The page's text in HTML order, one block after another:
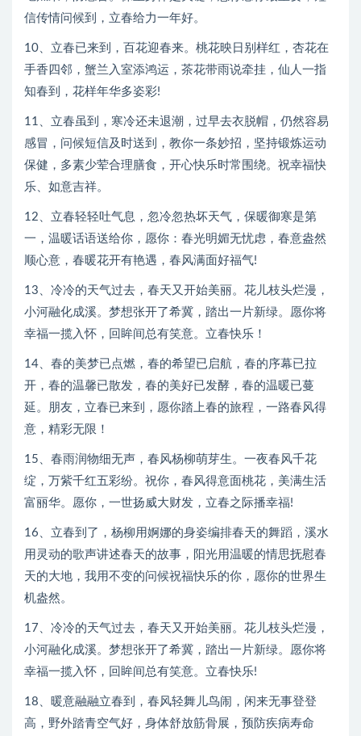
信传情问候到，立春给力一年好。
10、立春已来到，百花迎春来。桃花映日别样红，杏花在
手香四邻，蟹兰入室添鸿运，茶花带雨说牵挂，仙人一指
知春到，花样年华多姿彩!
11、立春虽到，寒冷还未退潮，过早去衣脱帽，仍然容易
感冒，问候短信及时送到，教你一条妙招，坚持锻炼运动
保健，多素少荤合理膳食，开心快乐时常围绕。祝幸福快
乐、如意吉祥。
12、立春轻轻吐气息，忽冷忽热坏天气，保暖御寒是第
一，温暖话语送给你，愿你：春光明媚无忧虑，春意盎然
顺心意，春暖花开有艳遇，春风满面好福气!
13、冷冷的天气过去，春天又开始美丽。花儿枝头烂漫，
小河融化成溪。梦想张开了希冀，踏出一片新绿。愿你将
幸福一揽入怀，回眸间总有笑意。立春快乐！
14、春的美梦已点燃，春的希望已启航，春的序幕已拉
开，春的温馨已散发，春的美好已发酵，春的温暖已蔓
延。朋友，立春已来到，愿你踏上春的旅程，一路春风得
意，精彩无限！
15、春雨润物细无声，春风杨柳萌芽生。一夜春风千花
绽，万紫千红五彩纷。祝你，春风得意面桃花，美满生活
富丽华。愿你，一世扬威大财发，立春之际播幸福!
16、立春到了，杨柳用婀娜的身姿编排春天的舞蹈，溪水
用灵动的歌声讲述春天的故事，阳光用温暖的情思抚慰春
天的大地，我用不变的问候祝福快乐的你，愿你的世界生
机盎然。
17、冷冷的天气过去，春天又开始美丽。花儿枝头烂漫，
小河融化成溪。梦想张开了希冀，踏出一片新绿。愿你将
幸福一揽入怀，回眸间总有笑意。立春快乐!
18、暖意融融立春到，春风轻舞儿鸟闹，闲来无事登登
高，野外踏青空气好，身体舒放筋骨展，预防疾病寿命